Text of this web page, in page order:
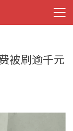
被刷逾千元